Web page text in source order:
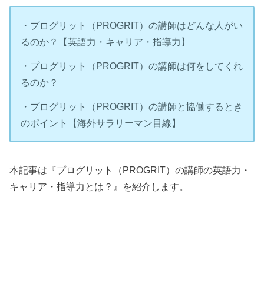
・プログリット（PROGRIT）の講師はどんな人がい
るのか？【英語力・キャリア・指導力】
・プログリット（PROGRIT）の講師は何をしてくれ
るのか？
・プログリット（PROGRIT）の講師と協働するとき
のポイント【海外サラリーマン目線】
本記事は『プログリット（PROGRIT）の講師の英語力・
キャリア・指導力とは？』を紹介します。